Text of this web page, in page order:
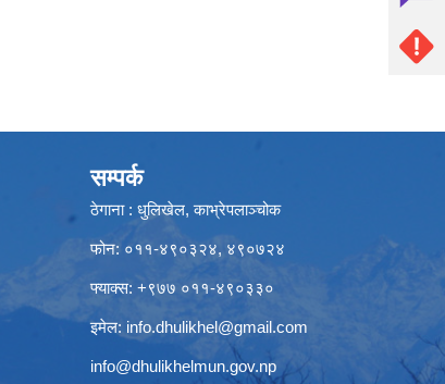
सम्पर्क
ठेगाना : धुलिखेल, काभ्रेपलाञ्चोक
फोन: ०११-४९०३२४, ४९०७२४
फ्याक्स: +९७७ ०११-४९०३३०
इमेल: info.dhulikhel@gmail.com
info@dhulikhelmun.gov.np